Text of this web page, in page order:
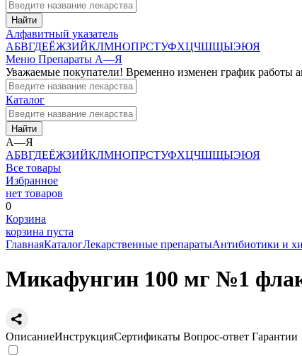
Найти
Алфавитный указатель
АБВГДЕЁЖЗИЙКЛМНОПРСТУФХЦЧШЩЫЭЮЯ
Меню Препараты А—Я
Уважаемые покупатели! Временно изменен график работы
Каталог
Найти
А—Я
АБВГДЕЁЖЗИЙКЛМНОПРСТУФХЦЧШЩЫЭЮЯ
Все товары
Избранное
нет товаров
0
Корзина
корзина пуста
ГлавнаяКаталогЛекарственные препаратыАнтибиотики и
Микафунгин 100 мг №1
ОписаниеИнструкцияСертификаты Вопрос-ответ Гарантии